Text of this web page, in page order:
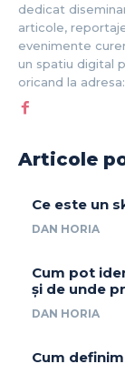
dedicat
articole,
evenimente
un spatiu digital
oricand la
Articole
Ce este un
DAN HORIA
Cum pot
și de unde
DAN HORIA
Cum